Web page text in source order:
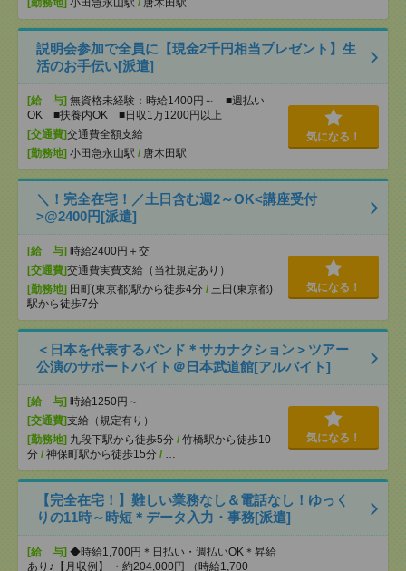
[勤務地] 小田急永山駅 / 唐木田駅
説明会参加で全員に【現金2千円相当プレゼント】生
活のお手伝い[派遣]
[給 与] 無資格未経験：時給1400円～ ■週払い
OK ■扶養内OK ■日収1万1200円以上
[交通費]交通費全額支給
[勤務地] 小田急永山駅 / 唐木田駅
気になる！
＼！完全在宅！／土日含む週2～OK<講座受付
>@2400円[派遣]
[給 与] 時給2400円＋交
[交通費]交通費実費支給（当社規定あり）
[勤務地] 田町(東京都)駅から徒歩4分 / 三田(東京都)
駅から徒歩7分
気になる！
＜日本を代表するバンド＊サカナクション＞ツアー
公演のサポートバイト＠日本武道館[アルバイト]
[給 与] 時給1250円～
[交通費]支給（規定有り）
[勤務地] 九段下駅から徒歩5分 / 竹橋駅から徒歩10
分 / 神保町駅から徒歩15分 / …
気になる！
【完全在宅！】難しい業務なし＆電話なし！ゆっく
りの11時～時短＊データ入力・事務[派遣]
[給 与] ◆時給1,700円＊日払い・週払いOK＊昇給
あり♪【月収例】 ・約204,000円 （時給1,700